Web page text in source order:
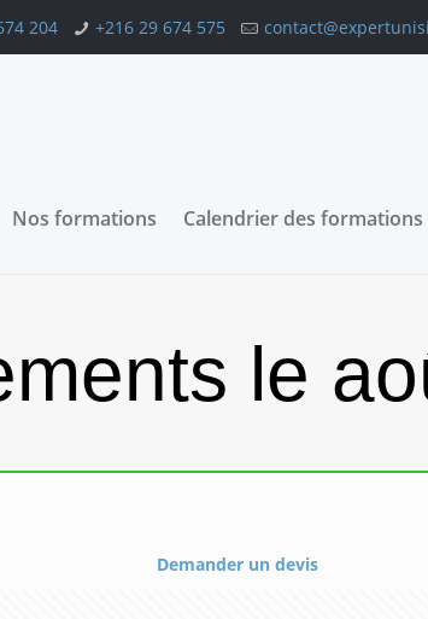
204 +216 29 674 575
Nos formations Calendrier des formations
le
Demander un devis